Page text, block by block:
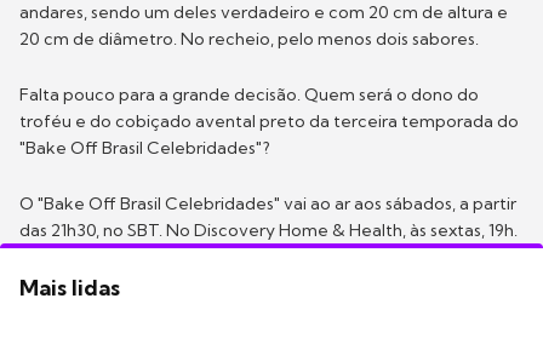
andares, sendo um deles verdadeiro e com 20 cm de altura e
20 cm de diâmetro. No recheio, pelo menos dois sabores.
Falta pouco para a grande decisão. Quem será o dono do
troféu e do cobiçado avental preto da terceira temporada do
"Bake Off Brasil Celebridades"?
O "Bake Off Brasil Celebridades" vai ao ar aos sábados, a partir
das 21h30, no SBT. No Discovery Home & Health, às sextas, 19h.
Mais lidas